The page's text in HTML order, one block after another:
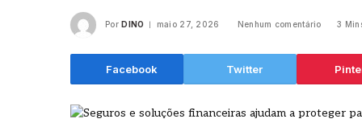
Por DINO maio 27, 2026 Nenhum comentário 3
Facebook Twitter